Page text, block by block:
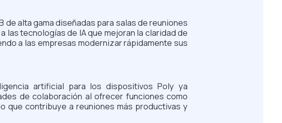
de alta gama diseñadas para salas de reuniones
las tecnologías de IA que mejoran la claridad de
a las empresas modernizar rápidamente sus
artificial para los dispositivos Poly ya
de colaboración al ofrecer funciones como
que contribuye a reuniones más productivas y